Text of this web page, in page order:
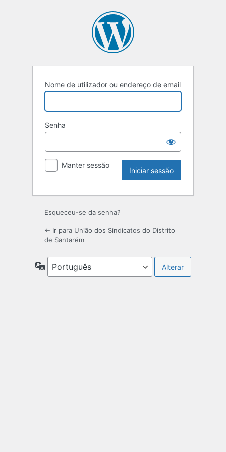
Nome de utilizador ou endereço de email
Senha
Manter sessão
Esqueceu-se da senha?
← Ir para União dos Sindicatos do Distrito
de Santarém
Idioma